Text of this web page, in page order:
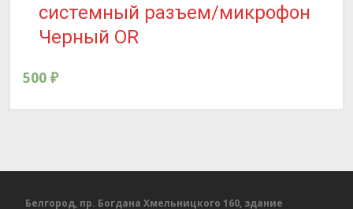
системный разъем/микрофон
Черный OR
500 ₽
Белгород, пр. Богдана Хмельницкого 160, здание